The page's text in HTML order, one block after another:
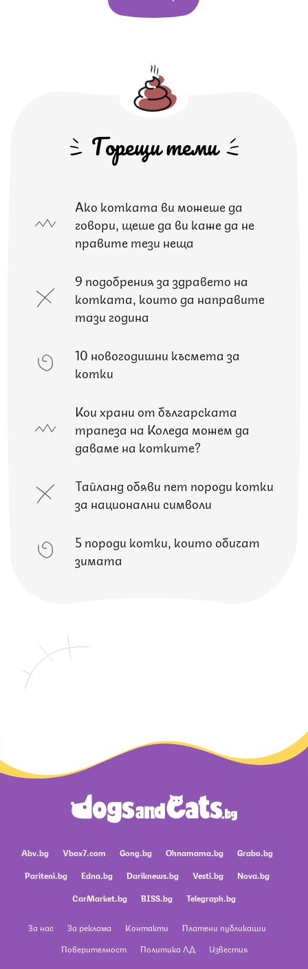
Горещи теми
Ако котката ви можеше да
говори, щеше да ви каже да не
правите тези неща
9 подобрения за здравето на
котката, които да направите
тази година
10 новогодишни късмета за
котки
Кои храни от българската
трапеза на Коледа можем да
даваме на котките?
Тайланд обяви пет породи котки
за национални символи
5 породи котки, които обичат
зимата
Abv.bg Vbox7.com Gong.bg Ohnamama.bg
Grabo.bg
Pariteni.bg
Edna.bg Dariknews.bg Vesti.bg
Nova.bg
CarMarket.bg
BISS.bg Telegraph.bg
За нас За реклама Контакти
Платени публикации
Поверителност
Политика ЛД Известия